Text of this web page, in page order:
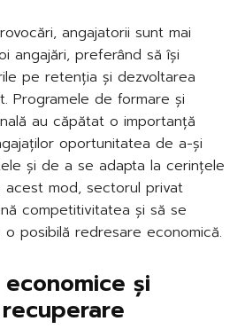
angajatorii sunt mai
angajări, preferând să își
pe retenția și dezvoltarea
Programele de formare și
au căpătat o importanță
oportunitatea de a-și
și de a se adapta la cerințele
acest mod, sectorul privat
competitivitatea și să se
posibilă redresare economică.
și